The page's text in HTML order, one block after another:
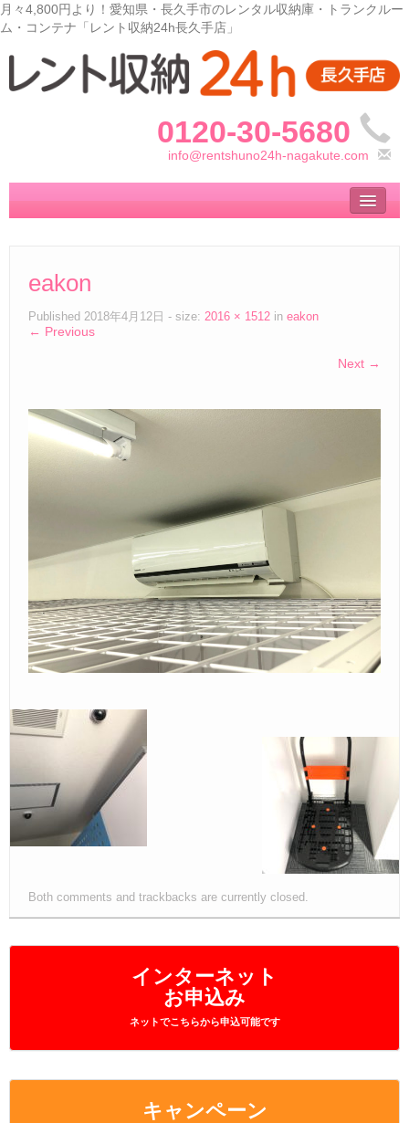
月々4,800円より！愛知県・長久手市のレンタル収納庫・トランクルー
ム・コンテナ「レント収納24h長久手店」
0120-30-5680
info@rentshuno24h-nagakute.com
トップ
– Top –
サイズ料金
ご見学
– Tour –
ご契約の流れ
– Agreement –
交通アクセス
– Access –
会社案内
インターネット
お申込み
ネットでこちらから申込可能です
キャンペーン
eakon
Published 2018年4月12日 - size: 2016 × 1512 in eakon
← Previous
Next →
Both comments and trackbacks are currently closed.